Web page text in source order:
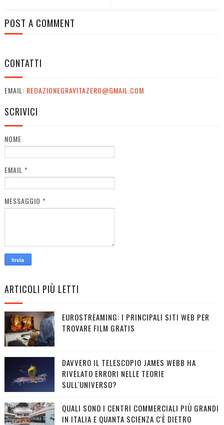
POST A COMMENT
CONTATTI
EMAIL: REDAZIONEGRAVITAZERO@GMAIL.COM
SCRIVICI
NOME
EMAIL *
MESSAGGIO *
ARTICOLI PIÙ LETTI
EUROSTREAMING: I PRINCIPALI SITI WEB PER
TROVARE FILM GRATIS
DAVVERO IL TELESCOPIO JAMES WEBB HA
RIVELATO ERRORI NELLE TEORIE
SULL'UNIVERSO?
QUALI SONO I CENTRI COMMERCIALI PIÙ GRANDI
IN ITALIA E QUANTA SCIENZA C'È DIETRO